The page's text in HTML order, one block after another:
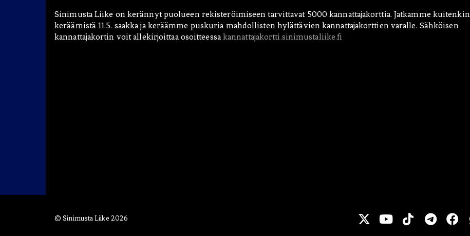
Sinimusta Liike on kerännyt puolueen rekisteröimiseen tarvittavat 5000 kannattajakorttia. Jatkamme kuitenkin
keräämistä 11.5. saakka ja keräämme puskuria mahdollisten hylättävien kannattajakorttien varalle. Sähköisen
kannattajakortin voit allekirjoittaa osoitteessa kannattajakortti.sinimustaliike.fi
© Sinimusta Liike 2026